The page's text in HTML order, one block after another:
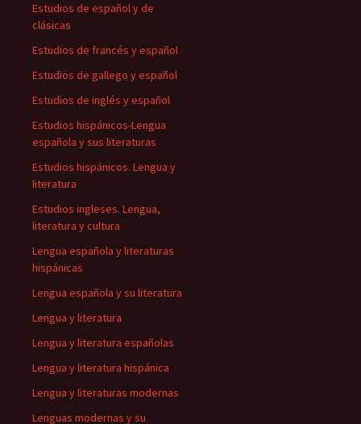
Estudios de español y de
clásicas
Estudios de francés y español
Estudios de gallego y español
Estudios de inglés y español
Estudios hispánicos-Lengua
española y sus literaturas
Estudios hispánicos. Lengua y
literatura
Estudios ingleses. Lengua,
literatura y cultura
Lengua española y literaturas
hispánicas
Lengua española y su literatura
Lengua y literatura
Lengua y literatura españolas
Lengua y literatura hispánica
Lengua y literaturas modernas
Lenguas modernas y su